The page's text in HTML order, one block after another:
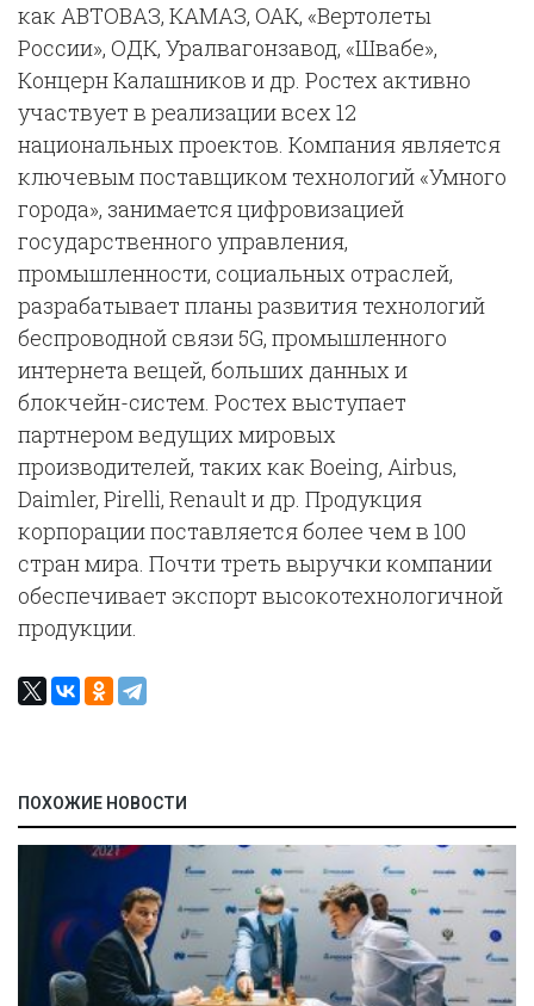
как АВТОВАЗ, КАМАЗ, ОАК, «Вертолеты
России», ОДК, Уралвагонзавод, «Швабе»,
Концерн Калашников и др. Ростех активно
участвует в реализации всех 12
национальных проектов. Компания является
ключевым поставщиком технологий «Умного
города», занимается цифровизацией
государственного управления,
промышленности, социальных отраслей,
разрабатывает планы развития технологий
беспроводной связи 5G, промышленного
интернета вещей, больших данных и
блокчейн-систем. Ростех выступает
партнером ведущих мировых
производителей, таких как Boeing, Airbus,
Daimler, Pirelli, Renault и др. Продукция
корпорации поставляется более чем в 100
стран мира. Почти треть выручки компании
обеспечивает экспорт высокотехнологичной
продукции.
ПОХОЖИЕ НОВОСТИ